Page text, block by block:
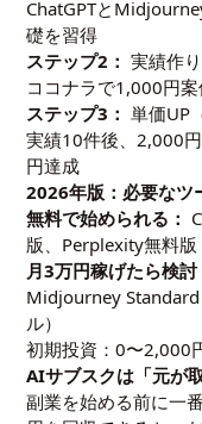
ChatGPTと
礎を習得
ステップ2： 実績作
ココナラで1,000円
ステップ3： 単価UP
実績10件後、2,000
円達成
2026年版：必要なツ
無料で始められる：
版、Perplexity無料版
月3万円稼げたら検討
Midjourney
ル）
初期投資：0〜2,000
AIサブスクは「元が
副業を始める前に一